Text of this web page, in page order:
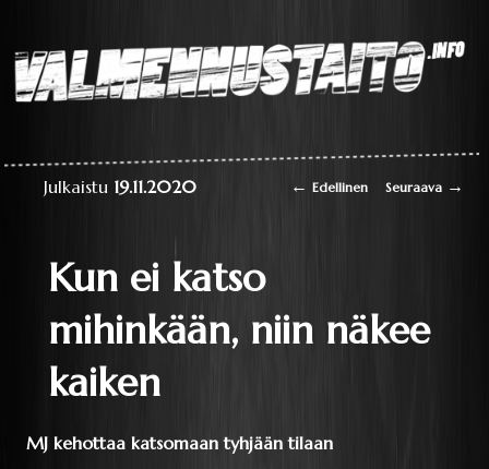
Valmennustaito.info
liikkumisen
perustaitojen
videokirjasto
Artikkelien selaus
← Edellinen Seuraava →
Kun ei katso
mihinkään, niin näkee
kaiken
Julkaistu 19.11.2020
MJ kehottaa katsomaan tyhjään tilaan